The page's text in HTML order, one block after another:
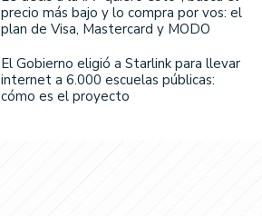
precio más bajo y lo compra por vos: el
plan de Visa, Mastercard y MODO
El Gobierno eligió a Starlink para llevar
internet a 6.000 escuelas públicas:
cómo es el proyecto